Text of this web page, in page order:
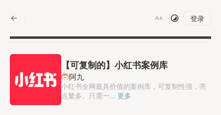
登录
【可复制的】小红书案例库
阿九
小红书全网最具价值的案例库，可复制性强，亮
点繁多。只需一... 更多